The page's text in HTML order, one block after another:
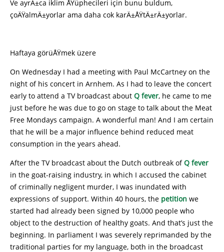
Ve ayrÄ±ca iklim ÅŸüphecileri için bunu buldum,
çoÄŸalmÄ±yorlar ama daha cok karÄ±ÅŸtÄ±rÄ±yorlar.
Haftaya görüÅŸmek üzere
On Wednesday I had a meeting with Paul McCartney on the
night of his concert in Arnhem. As I had to leave the concert
early to attend a TV broadcast about Q fever, he came to me
just before he was due to go on stage to talk about the Meat
Free Mondays campaign. A wonderful man! And I am certain
that he will be a major influence behind reduced meat
consumption in the years ahead.
After the TV broadcast about the Dutch outbreak ofQ fever
in the goat-raising industry, in which I accused the cabinet
of criminally negligent murder, I was inundated with
expressions of support. Within 40 hours, the petition we
started had already been signed by 10,000 people who
object to the destruction of healthy goats. And that’s just the
beginning. In parliament I was severely reprimanded by the
traditional parties for my language, both in the broadcast